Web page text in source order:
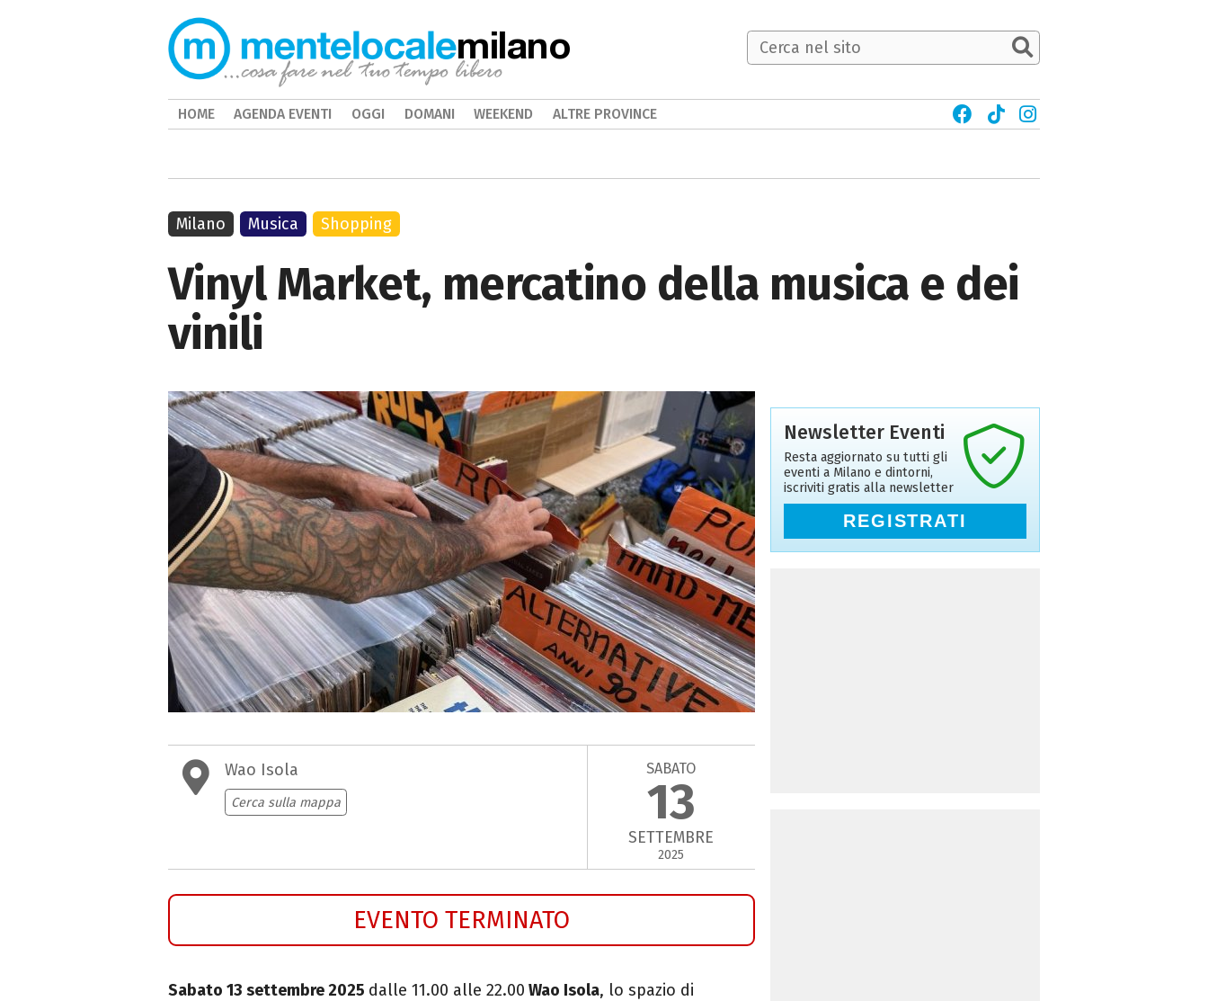
Vinyl Market, mercatino della musica e dei
vinili
Wao Isola
Cerca sulla mappa
SABATO
13
SETTEMBRE
2025
EVENTO TERMINATO
Sabato 13 settembre 2025 dalle 11.00 alle 22.00 Wao Isola, lo spazio di
Milano Musica Shopping
Newsletter Eventi
Resta aggiornato su tutti gli
eventi a Milano e dintorni,
iscriviti gratis alla newsletter
REGISTRATI
milano
HOME AGENDA EVENTI OGGI DOMANI WEEKEND ALTRE PROVINCE